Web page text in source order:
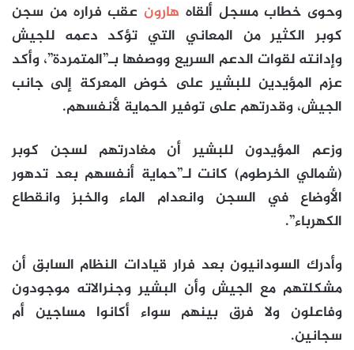
وحوى خطاب مسجل ألقاه هارون عقب فراره من سجن
كوبر الكثير من المعاني التي تؤكد دعمه للجيش
وإدانته لقوات الدعم السريع ووصفها بـ”المتمردة”، وأكد
عزم المؤيدين للبشير على خوض المعركة إلى جانب
الجيش، وقدرتهم على توفير الحماية لأنفسهم.
وزعم المؤيدون للبشير أن مغادرتهم لسجن كوبر
(شمالي الخرطوم) كانت لـ”حماية أنفسهم بعد تدهور
الأوضاع في السجن وانعدام الماء والخبز وانقطاع
الكهرباء”.
وأدرك السودانيون بعد فرار قيادات النظام السابق أن
مشكلتهم مع الجيش وأن البشير وجنرالاته موجودون
وفاعلون ولا فرق بينهم سواء أكانوا مساجين أم
سجانين.